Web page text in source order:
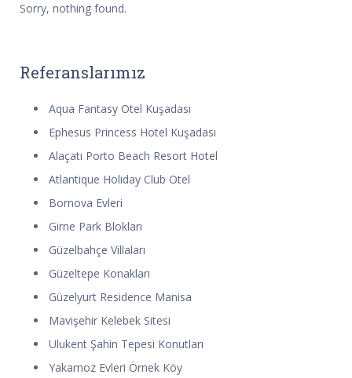
Sorry, nothing found.
Referanslarımız
Aqua Fantasy Otel Kuşadası
Ephesus Princess Hotel Kuşadası
Alaçatı Porto Beach Resort Hotel
Atlantique Holiday Club Otel
Bornova Evleri
Girne Park Blokları
Güzelbahçe Villaları
Güzeltepe Konakları
Güzelyurt Residence Manisa
Mavişehir Kelebek Sitesi
Ulukent Şahin Tepesi Konutları
Yakamoz Evleri Örnek Köy